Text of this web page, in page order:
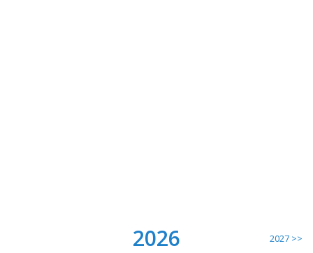
2026 2027 >>